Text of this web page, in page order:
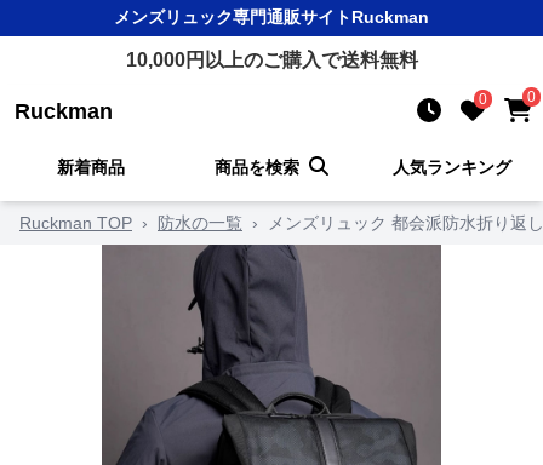
メンズリュック専門通販サイトRuckman
10,000円以上のご購入で送料無料
Ruckman 0 0
新着商品 商品を検索 人気ランキング
Ruckman TOP › 防水の一覧 › メンズリュック 都会派防水折り返